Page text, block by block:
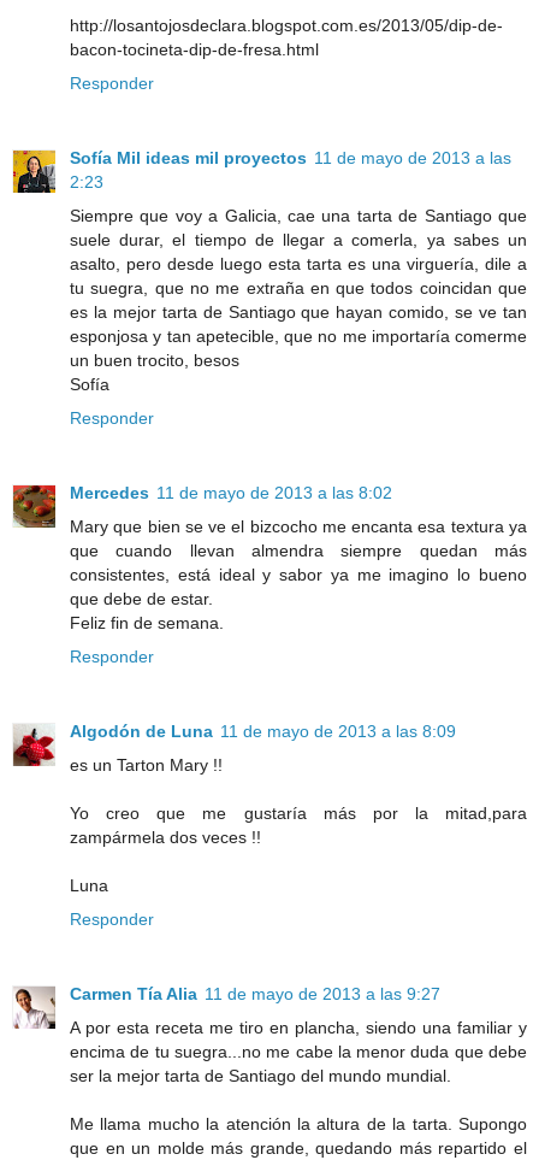
http://losantojosdeclara.blogspot.com.es/2013/05/dip-de-
bacon-tocineta-dip-de-fresa.html
Responder
Sofía Mil ideas mil proyectos 11 de mayo de 2013 a las
2:23
Siempre que voy a Galicia, cae una tarta de Santiago que
suele durar, el tiempo de llegar a comerla, ya sabes un
asalto, pero desde luego esta tarta es una virguería, dile a
tu suegra, que no me extraña en que todos coincidan que
es la mejor tarta de Santiago que hayan comido, se ve tan
esponjosa y tan apetecible, que no me importaría comerme
un buen trocito, besos
Sofía
Responder
Mercedes 11 de mayo de 2013 a las 8:02
Mary que bien se ve el bizcocho me encanta esa textura ya
que cuando llevan almendra siempre quedan más
consistentes, está ideal y sabor ya me imagino lo bueno
que debe de estar.
Feliz fin de semana.
Responder
Algodón de Luna 11 de mayo de 2013 a las 8:09
es un Tarton Mary !!
Yo creo que me gustaría más por la mitad,para
zampármela dos veces !!
Luna
Responder
Carmen Tía Alia 11 de mayo de 2013 a las 9:27
A por esta receta me tiro en plancha, siendo una familiar y
encima de tu suegra...no me cabe la menor duda que debe
ser la mejor tarta de Santiago del mundo mundial.
Me llama mucho la atención la altura de la tarta. Supongo
que en un molde más grande, quedando más repartido el